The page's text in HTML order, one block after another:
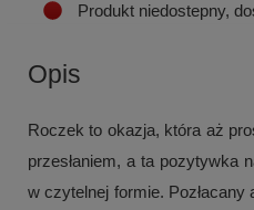
Produkt niedostepny,
Opis
Roczek to okazja, która aż
przesłaniem, a ta pozytywka
w czytelnej formie. Pozłacany